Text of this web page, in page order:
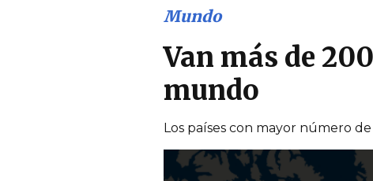
Mundo
Van más de
mundo
Los países con mayor número